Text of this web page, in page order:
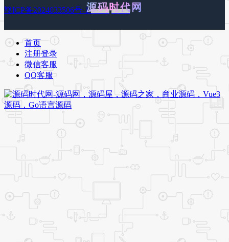
赣ICP备2024033506号-1百度地图 谷歌地图
源码时代网
首页
注册登录
微信客服
QQ客服